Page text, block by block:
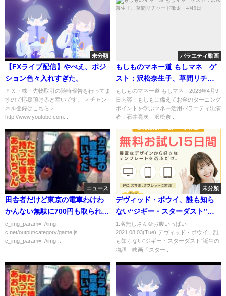
未分類
【FXライブ配信】やべえ、ポジ
ション色々入れすぎた。
ＦＸ・株・先物取引の随時報告を行ってま
すので応援頂けると幸いです。 ＜チャン
ネル登録はこちら＞
http://www.youtube.com...
バラエティ動画
もしものマネー道 もしマネ ゲ
スト：沢松奈生子、草間リチャ
ード敬太 4月9日
もしものマネー道 もしマネ 2023年4月9
日内容：もしもに備えてお金のターニング
ポイントを学ぶマネー活用バラエティ出演
者：石井亮次 沢松奈...
ニュース
田舎者だけど東京の電車わけわ
かんない無駄に700円も取られて
最悪(´；ω；｀)
c_img_param=; //img-
c.net/output/category/game.js
c_img_param=; //img-...
未分類
デヴィッド・ボウイ、誰も知ら
ない“ジギー・スターダスト”誕
生の物語 映画『スターダス
ト』予告編
1:名無しさん＠お腹いっぱい
2021.08.03(Tue) デヴィッド・ボウイ、誰
も知らない“ジギー・スターダスト”誕生の
物語 映画『スター...